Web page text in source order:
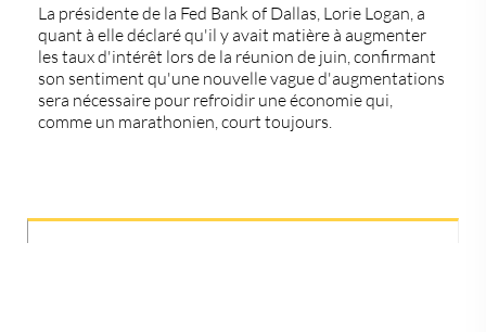
La présidente de la Fed Bank of Dallas, Lorie Logan, a
quant à elle déclaré qu'il y avait matière à augmenter
les taux d'intérêt lors de la réunion de juin, confirmant
son sentiment qu'une nouvelle vague d'augmentations
sera nécessaire pour refroidir une économie qui,
comme un marathonien, court toujours.